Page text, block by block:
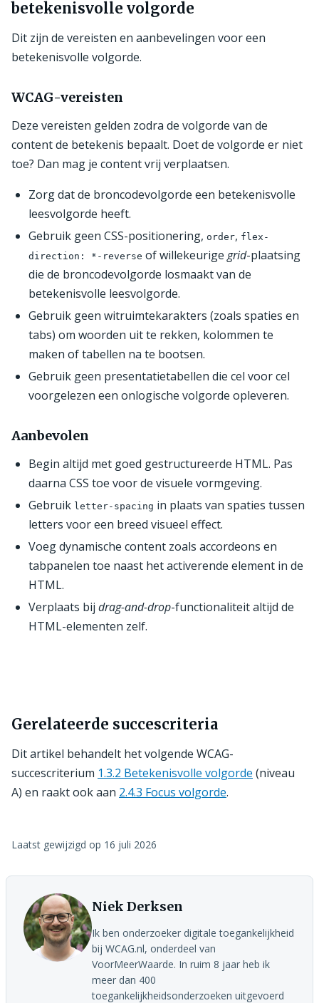
betekenisvolle volgorde
Dit zijn de vereisten en aanbevelingen voor een
betekenisvolle volgorde.
WCAG-vereisten
Deze vereisten gelden zodra de volgorde van de
content de betekenis bepaalt. Doet de volgorde er niet
toe? Dan mag je content vrij verplaatsen.
Zorg dat de broncodevolgorde een betekenisvolle
leesvolgorde heeft.
Gebruik geen CSS-positionering, order, flex-
direction: *-reverse of willekeurige grid-plaatsing
die de broncodevolgorde losmaakt van de
betekenisvolle leesvolgorde.
Gebruik geen witruimtekarakters (zoals spaties en
tabs) om woorden uit te rekken, kolommen te
maken of tabellen na te bootsen.
Gebruik geen presentatietabellen die cel voor cel
voorgelezen een onlogische volgorde opleveren.
Aanbevolen
Begin altijd met goed gestructureerde HTML. Pas
daarna CSS toe voor de visuele vormgeving.
Gebruik letter-spacing in plaats van spaties tussen
letters voor een breed visueel effect.
Voeg dynamische content zoals accordeons en
tabpanelen toe naast het activerende element in de
HTML.
Verplaats bij drag-and-drop-functionaliteit altijd de
HTML-elementen zelf.
Gerelateerde succescriteria
Dit artikel behandelt het volgende WCAG-
succescriterium 1.3.2 Betekenisvolle volgorde (niveau
A) en raakt ook aan 2.4.3 Focus volgorde.
Laatst gewijzigd op 16 juli 2026
Niek Derksen
Ik ben onderzoeker digitale toegankelijkheid
bij WCAG.nl, onderdeel van
VoorMeerWaarde. In ruim 8 jaar heb ik
meer dan 400
toegankelijkheidsonderzoeken uitgevoerd